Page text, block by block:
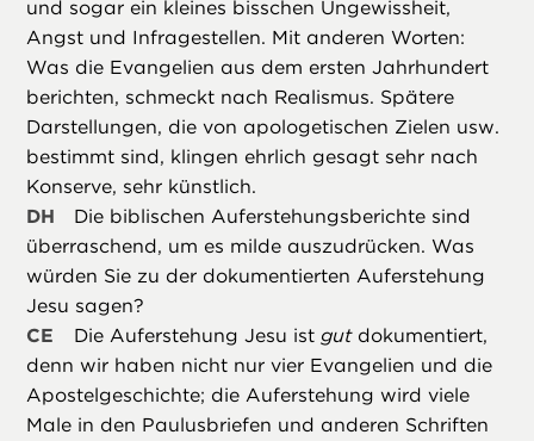
und sogar ein kleines bisschen Ungewissheit,
Angst und Infragestellen. Mit anderen Worten:
Was die Evangelien aus dem ersten Jahrhundert
berichten, schmeckt nach Realismus. Spätere
Darstellungen, die von apologetischen Zielen usw.
bestimmt sind, klingen ehrlich gesagt sehr nach
Konserve, sehr künstlich.
DH
Die biblischen Auferstehungsberichte sind
überraschend, um es milde auszudrücken. Was
würden Sie zu der dokumentierten Auferstehung
Jesu sagen?
CE
Die Auferstehung Jesu ist gutdokumentiert,
denn wir haben nicht nur vier Evangelien und die
Apostelgeschichte; die Auferstehung wird viele
Male in den Paulusbriefen und anderen Schriften